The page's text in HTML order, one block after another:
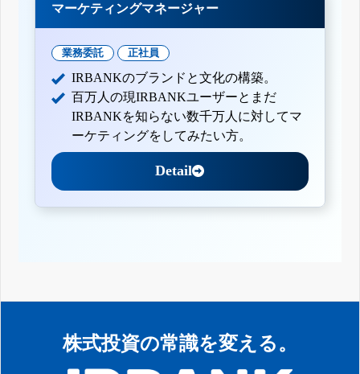
マーケティングマネージャー
業務委託 正社員
IRBANKのブランドと文化の構築。
百万人の現IRBANKユーザーとまだ
IRBANKを知らない数千万人に対してマ
ーケティングをしてみたい方。
Detail
株式投資の常識を変える。